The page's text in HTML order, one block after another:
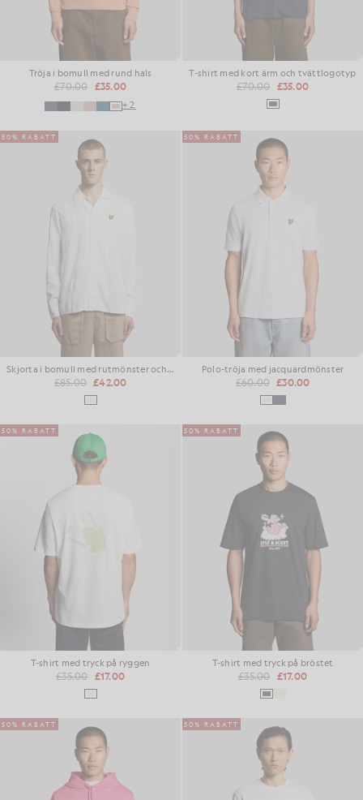
Tröja i bomull med rund hals
£70.00 £35.00
+2
T-shirt med kort ärm och tvättlogotyp
£70.00 £35.00
50% RABATT
Skjorta i bomull med rutmönster och struktur
£85.00 £42.00
50% RABATT
Polo-tröja med jacquardmönster
£60.00 £30.00
50% RABATT
T-shirt med tryck på ryggen
£35.00 £17.00
50% RABATT
T-shirt med tryck på bröstet
£35.00 £17.00
50% RABATT 50% RABATT